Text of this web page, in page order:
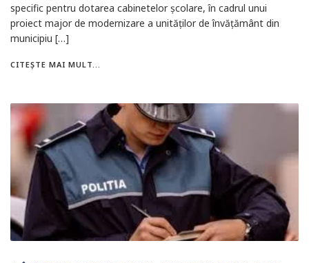
specific pentru dotarea cabinetelor școlare, în cadrul unui
proiect major de modernizare a unităților de învățământ din
municipiu […]
CITEȘTE MAI MULT...